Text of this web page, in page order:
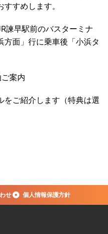
すめします。
諫早駅前のバスターミナ
方面」行に乗車後「小浜タ
案内
ご紹介します（特典は選
せ 個人情報保護方針